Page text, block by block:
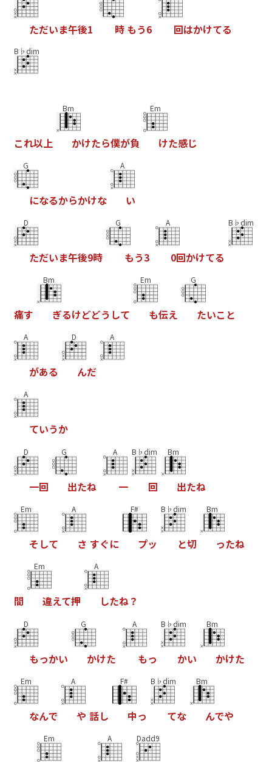
ただいま午後1 時 もう6 回はかけてる
B♭dim
これ以上
Bm
かけたら僕が負
Em
けた感じ
G
になるからかけな
A
い
D
ただいま午後9時
G
もう3
A
0回かけてる
B♭dim
痛す
Bm
ぎるけどどう して
Em
も伝え
G
たいこ と
A
がある
D
んだ
A
A
ていうか
D
一回
G
出たね
A
一
B♭dim
回
Bm
出たね
Em
そ して
A
さ すぐに
F#
プッ
B♭dim
と切
Bm
ったね
間
Em
違えて押
A
したね？
D
もっかい
G
かけた
A
もっ
B♭dim
かい
Bm
かけた
Em
なんで
A
や 話し
F#
中っ
B♭dim
てな
Bm
んでや
Em A Dadd9